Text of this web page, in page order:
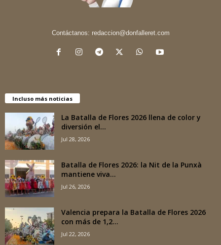
Contáctanos: redaccion@donfalleret.com
Incluso más noticias
La Batalla de Flores 2026 llena de color y
diversión el...
Jul 28, 2026
Batalla de Flores 2026: la Nit de la Punxà
mantiene viva...
Jul 26, 2026
Valencia prepara la Batalla de Flores 2026
con más de 1,2...
Jul 22, 2026